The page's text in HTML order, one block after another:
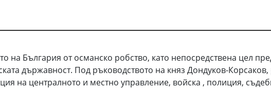
на България от османско робство, като непосредствена цел
държавност. Под ръководството на княз Дондуков-
на централното и местно управление, войска , полиция,